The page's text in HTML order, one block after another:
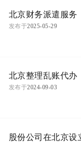
北京财务派遣服务
发布于2025-05-29
北京整理乱账代办
发布于2024-09-03
股份公司在北京设